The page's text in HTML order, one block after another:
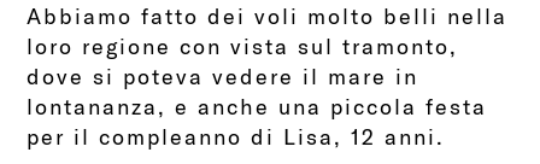
Abbiamo fatto dei voli molto belli nella
loro regione con vista sul tramonto,
dove si poteva vedere il mare in
lontananza, e anche una piccola festa
per il compleanno di Lisa, 12 anni.